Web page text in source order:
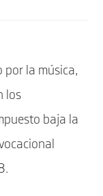
por la música,
los
baja la